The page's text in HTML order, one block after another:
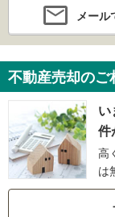
メール
不動産売却のご
い
件
高
は